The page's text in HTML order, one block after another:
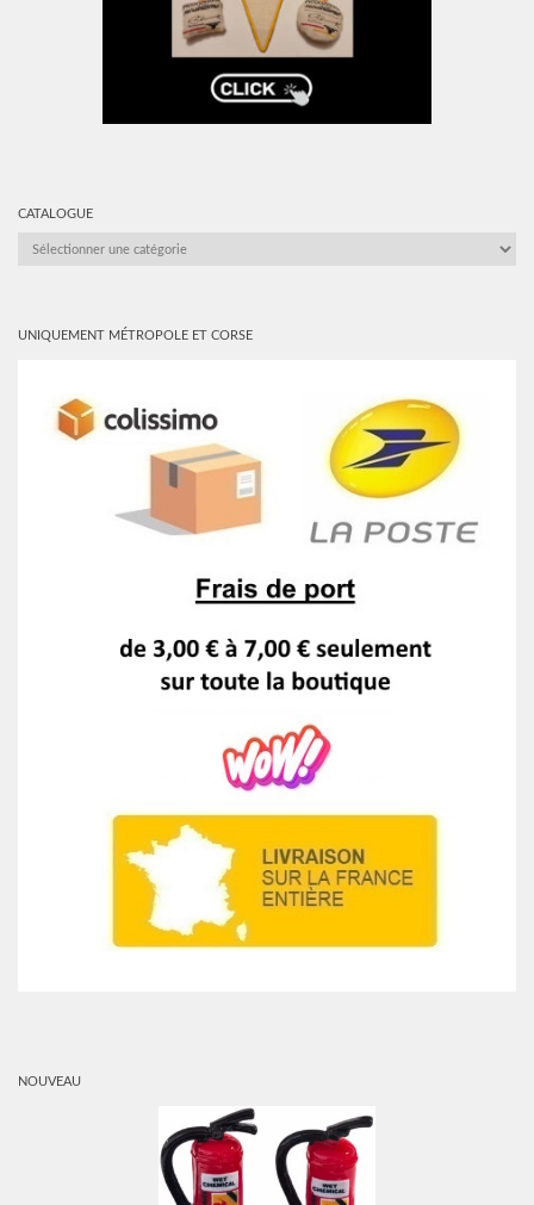
CATALOGUE
CATALOGUE
UNIQUEMENT MÉTROPOLE ET CORSE
NOUVEAU